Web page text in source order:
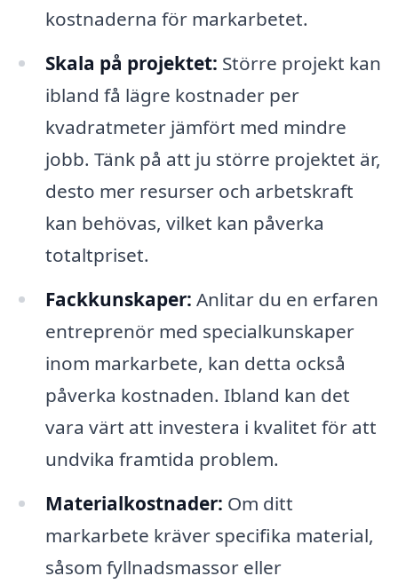
kostnaderna för markarbetet.
Skala på projektet: Större projekt kan
ibland få lägre kostnader per
kvadratmeter jämfört med mindre
jobb. Tänk på att ju större projektet är,
desto mer resurser och arbetskraft
kan behövas, vilket kan påverka
totaltpriset.
Fackkunskaper: Anlitar du en erfaren
entreprenör med specialkunskaper
inom markarbete, kan detta också
påverka kostnaden. Ibland kan det
vara värt att investera i kvalitet för att
undvika framtida problem.
Materialkostnader: Om ditt
markarbete kräver specifika material,
såsom fyllnadsmassor eller